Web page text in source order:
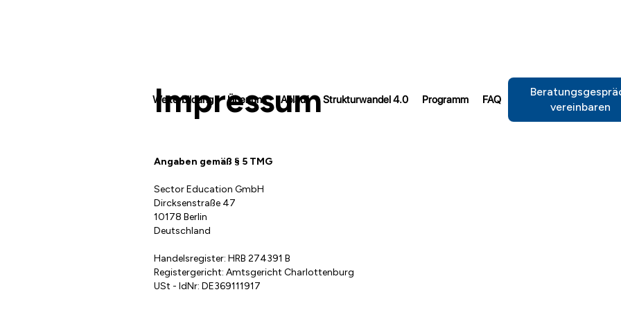
Weiterbildung Über uns Ablauf Strukturwandel 4.0 Programm FAQ
vereinbaren
Impressum
Angaben gemäß § 5 TMG
Sector Education GmbH
Dircksenstraße 47
10178 Berlin
Deutschland
Handelsregister: HRB 274391 B
Registergericht: Amtsgericht Charlottenburg
USt - IdNr: DE369111917